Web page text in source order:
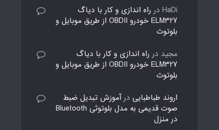
HaDi در راه اندازی و کار با دیاگ
ELM327 خودرو OBDII از طریق موبایل و
بلوتوث
مجید در راه اندازی و کار با دیاگ
ELM327 خودرو OBDII از طریق موبایل و
بلوتوث
اروند طباطبایی درآموزش تبدیل ضبط
صوت قدیمی به مدل بلوتوثی Bluetooth
در منزل